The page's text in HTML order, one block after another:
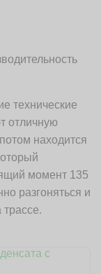
технические
отличную
находится
момент 135
разгоняться и